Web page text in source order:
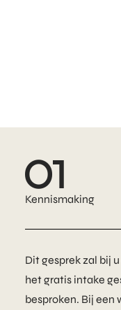
01
Kennismaking
Dit gesprek zal bij
het gratis intake
besproken. Bij een